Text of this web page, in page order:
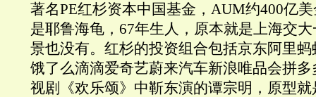
著名PE红杉资本中国基金，AUM约400亿
是耶鲁海龟，67年生人，原本就是上海交
景也没有。红杉的投资组合包括京东阿里
饿了么滴滴爱奇艺蔚来汽车新浪唯品会拼
视剧《欢乐颂》中靳东演的谭宗明，原型